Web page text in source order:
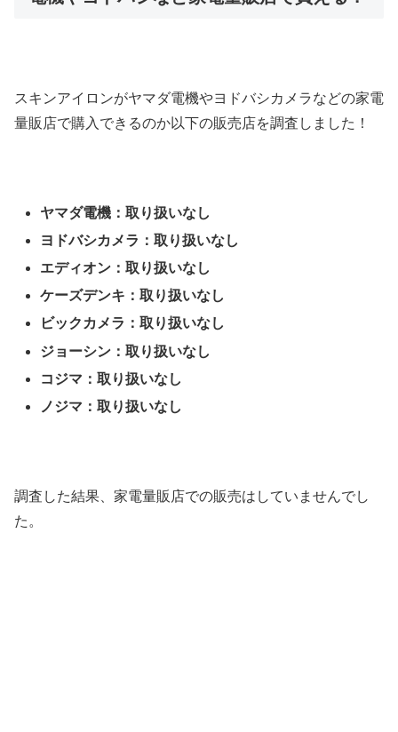
スキンアイロンがヤマダ電機やヨドバシカメラなどの家電
量販店で購入できるのか以下の販売店を調査しました！
ヤマダ電機：取り扱いなし
ヨドバシカメラ：取り扱いなし
エディオン：取り扱いなし
ケーズデンキ：取り扱いなし
ビックカメラ：取り扱いなし
ジョーシン：取り扱いなし
コジマ：取り扱いなし
ノジマ：取り扱いなし
調査した結果、家電量販店での販売はしていませんでし
た。